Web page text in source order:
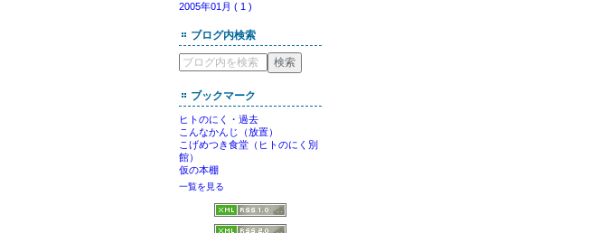
2005年01月 ( 1 )
ブログ内検索
ブックマーク
ヒトのにく・過去
こんなかんじ（放置）
こげめつき食堂（ヒトのにく別
館）
仮の本棚
一覧を見る